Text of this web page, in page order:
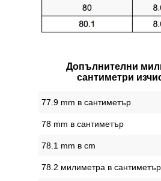
Допълнителни
сантиметри
77.9 mm в сантиметър
78 mm в сантиметър
78.1 mm в cm
78.2 милиметра в сантиметър